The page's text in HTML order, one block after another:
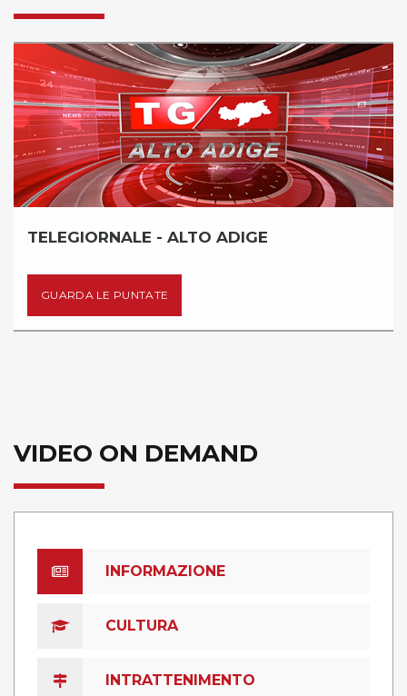
- ALTO ADIGE
GUARDA LE PUNTATE
VIDEO ON DEMAND
INFORMAZIONE
CULTURA
INTRATTENIMENTO